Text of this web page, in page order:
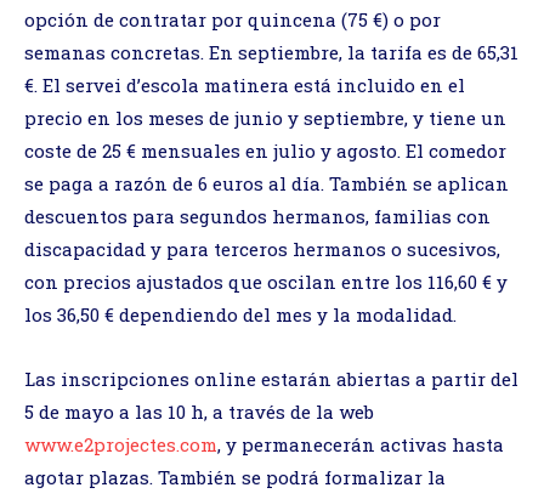
opción de contratar por quincena (75 €) o por
semanas concretas. En septiembre, la tarifa es de 65,31
€. El servei d’escola matinera está incluido en el
precio en los meses de junio y septiembre, y tiene un
coste de 25 € mensuales en julio y agosto. El comedor
se paga a razón de 6 euros al día. También se aplican
descuentos para segundos hermanos, familias con
discapacidad y para terceros hermanos o sucesivos,
con precios ajustados que oscilan entre los 116,60 € y
los 36,50 € dependiendo del mes y la modalidad.
Las inscripciones online estarán abiertas a partir del
5 de mayo a las 10 h, a través de la web
www.e2projectes.com, y permanecerán activas hasta
agotar plazas. También se podrá formalizar la